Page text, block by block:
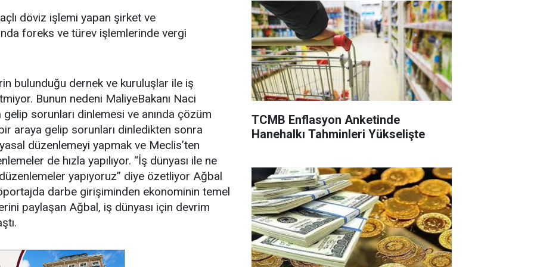
döviz işlemi yapan şirket ve
foreks ve türev işlemlerinde vergi
bulunduğu dernek ve kuruluşlar ile iş
Bunun nedeni MaliyeBakanı Naci
gelip sorunları dinlemesi ve anında çözüm
araya gelip sorunları dinledikten sonra
düzenlemeyi yapmak ve Meclis’ten
de hızla yapılıyor. “İş dünyası ile ne
yapıyoruz” diye özetliyor Ağbal
darbe girişiminden ekonominin temel
paylaşan Ağbal, iş dünyası için devrim
TCMB Enflasyon Anketinde
Hanehalkı Tahminleri Yükselişte